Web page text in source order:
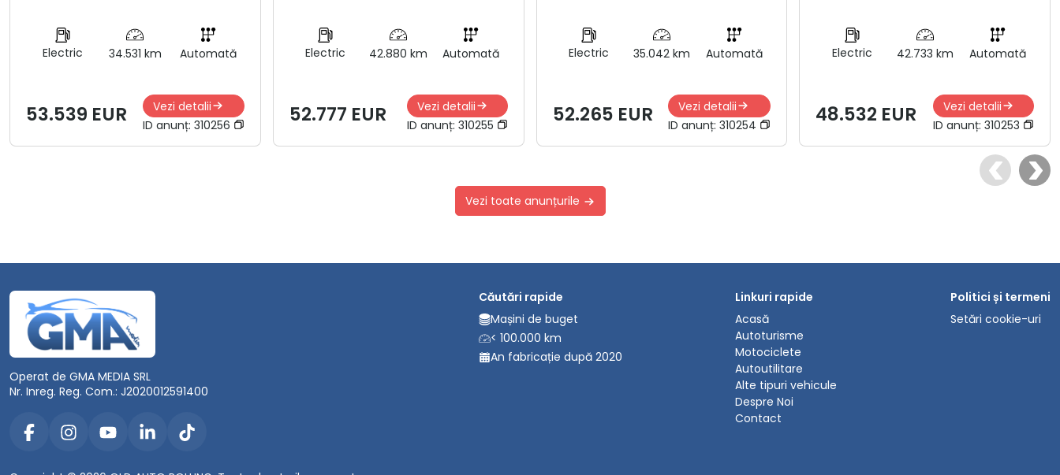
Electric 34.531 km Automată
53.539 EUR
Vezi detalii
ID anunț: 310256
Electric 42.880 km Automată
52.777 EUR
Vezi detalii
ID anunț: 310255
Electric 35.042 km Automată
52.265 EUR
Vezi detalii
ID anunț:310254
Electric 42.733 km Automată
48.532 EUR
Vezi detalii
ID anunț: 310253
Vezi toate anunțurile
Operat de GMA MEDIA SRL
Nr. Inreg. Reg. Com.: J2020012591400
Căutări rapide
Mașini de buget
< 100.000 km
An fabricație după 2020
Linkuri rapide
Acasă
Autoturisme
Motociclete
Autoutilitare
Alte tipuri vehicule
Despre Noi
Contact
Politici și termeni
Setări cookie-uri